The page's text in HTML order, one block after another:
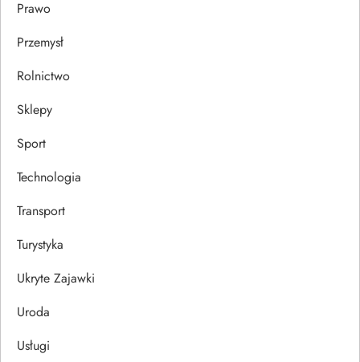
Prawo
Przemysł
Rolnictwo
Sklepy
Sport
Technologia
Transport
Turystyka
Ukryte Zajawki
Uroda
Usługi